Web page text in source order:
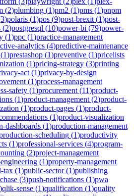
(2)plumbing (1)pm2 (1)pms (1)pnpm
3)polaris (1)pos (9)post-brexit (1)post-
(2)postgresql (10)power-bi (79)power-
(1)ppc (1)practice-management
analytics (4)predictive-maintenance
(1)prestashop (1)preventive (1)pricelists
(1)pricing-strategy (3)printing
act (1)privacy-by-design
(1)process-management
safety (1)procurement (11)product-
(1)product-management (2)product-
(1)product-pages (1)product-
(1)product-visualization
dashboards (1)production-management
scheduling (1)productivity
(1)professional-services (4)program-
(2)project-management
(1)property-management
tax (1)public-sector(1)publishing
(3)push-notifications (1)pwa
)qlik-sense (1)qualification (1)quality